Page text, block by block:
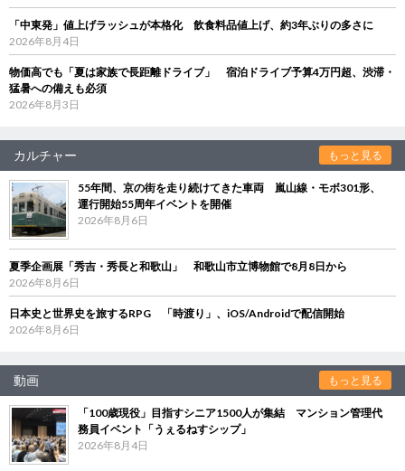
「中東発」値上げラッシュが本格化 飲食料品値上げ、約3年ぶりの多さに
2026年8月4日
物価高でも「夏は家族で長距離ドライブ」 宿泊ドライブ予算4万円超、渋滞・
猛暑への備えも必須
2026年8月3日
カルチャー もっと見る
55年間、京の街を走り続けてきた車両 嵐山線・モボ301形、
運行開始55周年イベントを開催
2026年8月6日
夏季企画展「秀吉・秀長と和歌山」 和歌山市立博物館で8月8日から
2026年8月6日
日本史と世界史を旅するRPG 「時渡り」、iOS/Androidで配信開始
2026年8月6日
動画 もっと見る
「100歳現役」目指すシニア1500人が集結 マンション管理代
務員イベント「うぇるねすシップ」
2026年8月4日